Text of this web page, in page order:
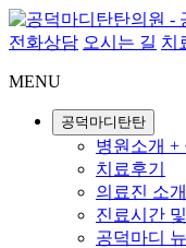
전화상담 오시는 길 치
MENU
공덕마디탄탄
병원소개 +
치료후기
의료진 소개
진료시간
공덕마디